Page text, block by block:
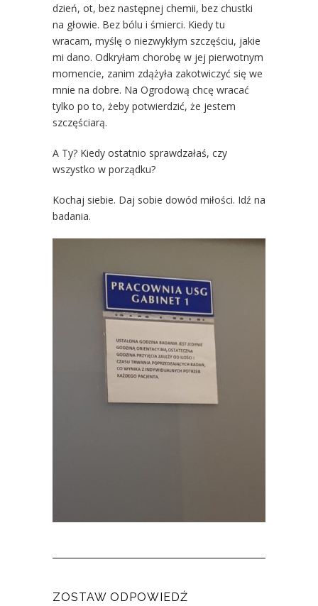
dzień, ot, bez następnej chemii, bez chustki
na głowie. Bez bólu i śmierci. Kiedy tu
wracam, myślę o niezwykłym szczęściu, jakie
mi dano. Odkryłam chorobę w jej pierwotnym
momencie, zanim zdążyła zakotwiczyć się we
mnie na dobre. Na Ogrodową chcę wracać
tylko po to, żeby potwierdzić, że jestem
szczęściarą.
A Ty? Kiedy ostatnio sprawdzałaś, czy
wszystko w porządku?
Kochaj siebie. Daj sobie dowód miłości. Idź na
badania.
ZOSTAW ODPOWIEDŹ